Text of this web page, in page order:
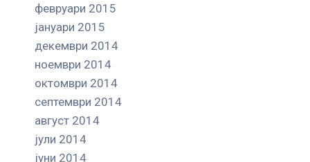
февруари 2015
јануари 2015
декември 2014
ноември 2014
октомври 2014
септември 2014
август 2014
јули 2014
јуни 2014